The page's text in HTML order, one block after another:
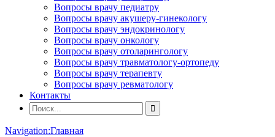
Вопросы врачу педиатру
Вопросы врачу акушеру-гинекологу
Вопросы врачу эндокринологу
Вопросы врачу онкологу
Вопросы врачу отоларингологу
Вопросы врачу травматологу-ортопеду
Вопросы врачу терапевту
Вопросы врачу ревматологу
Контакты
Navigation:Главная